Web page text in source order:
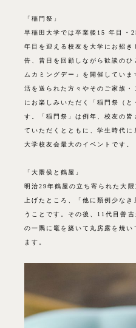
「稲門祭」
早稲田大学では卒業後15 年目・
年目を迎える校友を大学にお招
告、昔日を回顧しながら歓談の
ムカミングデー」を開催してい
活を送られた方々やそのご家族
にお楽しみいただく「稲門祭（
す。「稲門祭」は例年、校友の
ていただくとともに、学生時代
大学校友会最大のイベントです。
「大隈侯と鶴屋」
明治29年鶴屋の立ち寄られた大
上げたところ、「他に類例少な
うことです。その後、11代目善
の一隅に竈を築いて丸房露を焼
ます。